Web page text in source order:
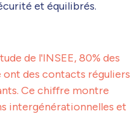
et équilibrés.
de l'INSEE, 80% des
des contacts réguliers
Ce chiffre montre
intergénérationnelles et